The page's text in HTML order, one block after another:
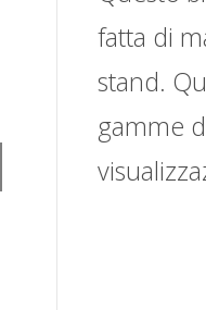
fatta di
stand.
gamme